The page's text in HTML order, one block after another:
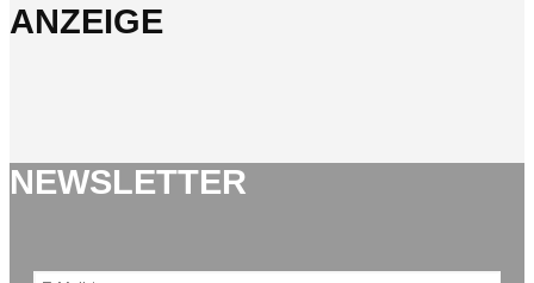
ANZEIGE
NEWSLETTER